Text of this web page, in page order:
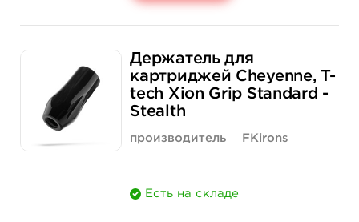
Количество
133 руб.
купить купить
Держатель для
картриджей Cheyenne, T-
tech Xion Grip Standard -
Stealth
производитель FKirons
Есть на складе